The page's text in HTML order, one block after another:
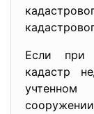
Если при
кадастр
учтенном